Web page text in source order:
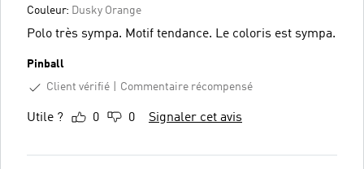
Couleur: Dusky Orange
Polo très sympa. Motif tendance. Le coloris est sympa.
Pinball
Client vérifié
Commentaire récompensé
Utile ? 0 0 Signaler cet avis